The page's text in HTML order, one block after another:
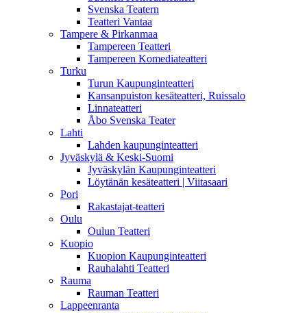
Svenska Teatern
Teatteri Vantaa
Tampere & Pirkanmaa
Tampereen Teatteri
Tampereen Komediateatteri
Turku
Turun Kaupunginteatteri
Kansanpuiston kesäteatteri, Ruissalo
Linnateatteri
Åbo Svenska Teater
Lahti
Lahden kaupunginteatteri
Jyväskylä & Keski-Suomi
Jyväskylän Kaupunginteatteri
Löytänän kesäteatteri | Viitasaari
Pori
Rakastajat-teatteri
Oulu
Oulun Teatteri
Kuopio
Kuopion Kaupunginteatteri
Rauhalahti Teatteri
Rauma
Rauman Teatteri
Lappeenranta